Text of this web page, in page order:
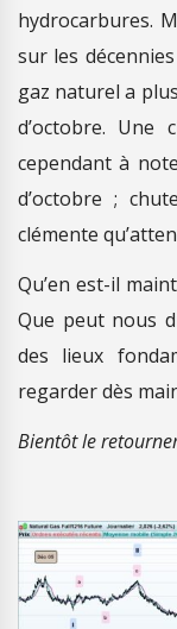
hydrocarbures.
sur les
gaz naturel a
d’octobre. Une
cependant à
d’octobre ;
clémente
Qu’en est-il
Que peut nous
des lieux
regarder dès
Bientôt le